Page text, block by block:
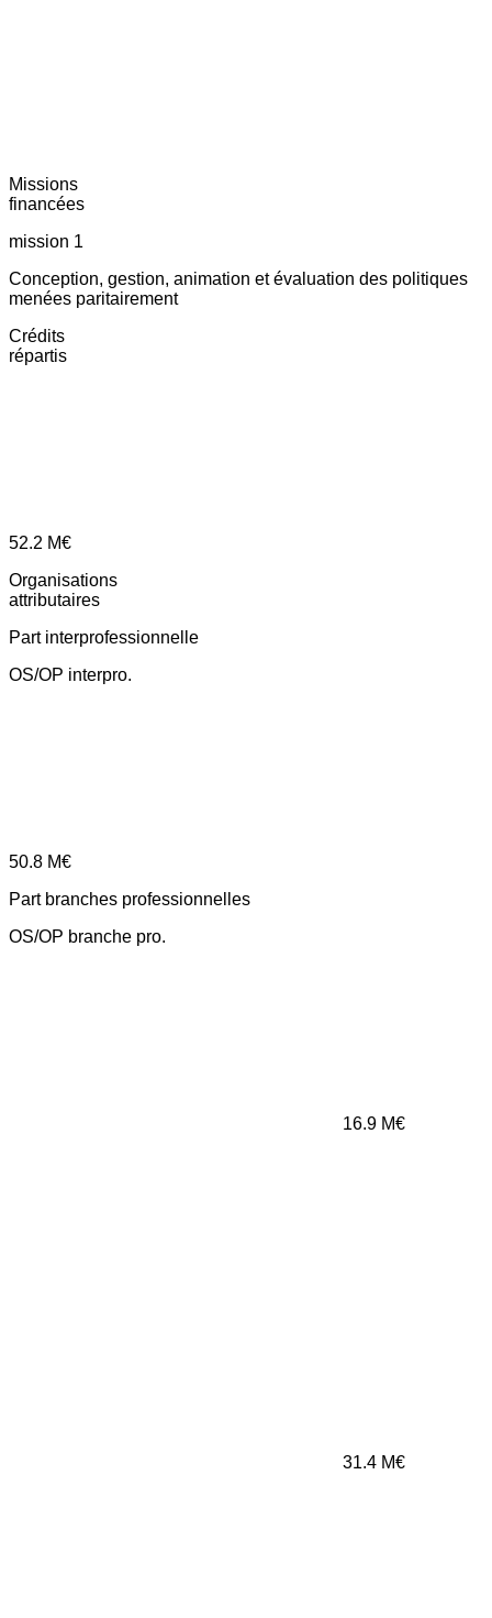
Missions
financées
mission 1
Conception, gestion, animation et évaluation des politiques
menées paritairement
Crédits
répartis
52.2 M€
Organisations
attributaires
Part interprofessionnelle
OS/OP interpro.
50.8 M€
Part branches professionnelles
OS/OP branche pro.
16.9 M€
31.4 M€